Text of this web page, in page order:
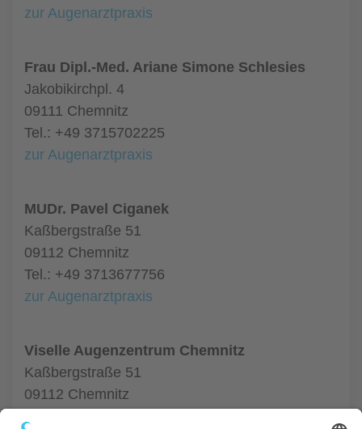
zur Augenarztpraxis
Frau Dipl.-Med. Ariane Simone Schlesies
Jakobikirchpl. 4
09111 Chemnitz
Tel.: +49 3715702225
zur Augenarztpraxis
MUDr. Pavel Ciganek
Kaßbergstraße 51
09112 Chemnitz
Tel.: +49 3713677756
zur Augenarztpraxis
Viselle Augenzentrum Chemnitz
Kaßbergstraße 51
09112 Chemnitz